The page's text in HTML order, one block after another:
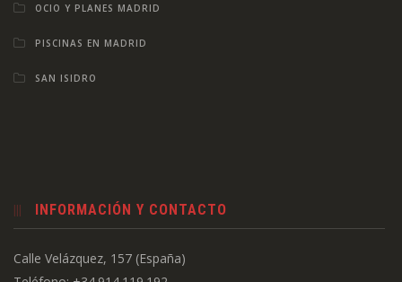
OCIO Y PLANES MADRID
PISCINAS EN MADRID
SAN ISIDRO
INFORMACIÓN Y CONTACTO
Calle Velázquez, 157 (España)